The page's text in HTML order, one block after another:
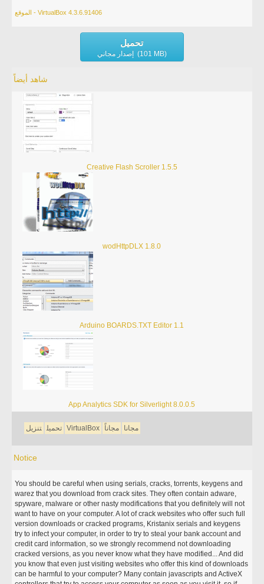
الموقع - VirtualBox 4.3.6.91406
تحميل
إصدار مجاني (101 MB)
شاهد أيضاً
Creative Flash Scroller 1.5.5
wodHttpDLX 1.8.0
Arduino BOARDS.TXT Editor 1.1
App Analytics SDK for Silverlight 8.0.0.5
تحميل تنزيل VirtualBox مجانا مجاناً
Notice
You should be careful when using serials, cracks, torrents, keygens and
warez that you download from crack sites. They often contain adware,
spyware, malware or other nasty modifications that you definitely will not
want to have on your computer. A lot of crack websites who offer such full
version downloads or cracked programs, Kristanix serials and keygens
try to infect your computer, in order to try to steal your bank account and
credit card information, so we strongly recommend not downloading
cracked versions, as you never know what they have modified... And did
you know that even just visiting websites who offer this kind of downloads
can be harmful to your computer? Many contain javascripts and ActiveX